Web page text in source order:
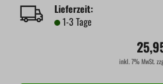
Lieferzeit:
1-3 Tage
inkl. 7% MwSt.